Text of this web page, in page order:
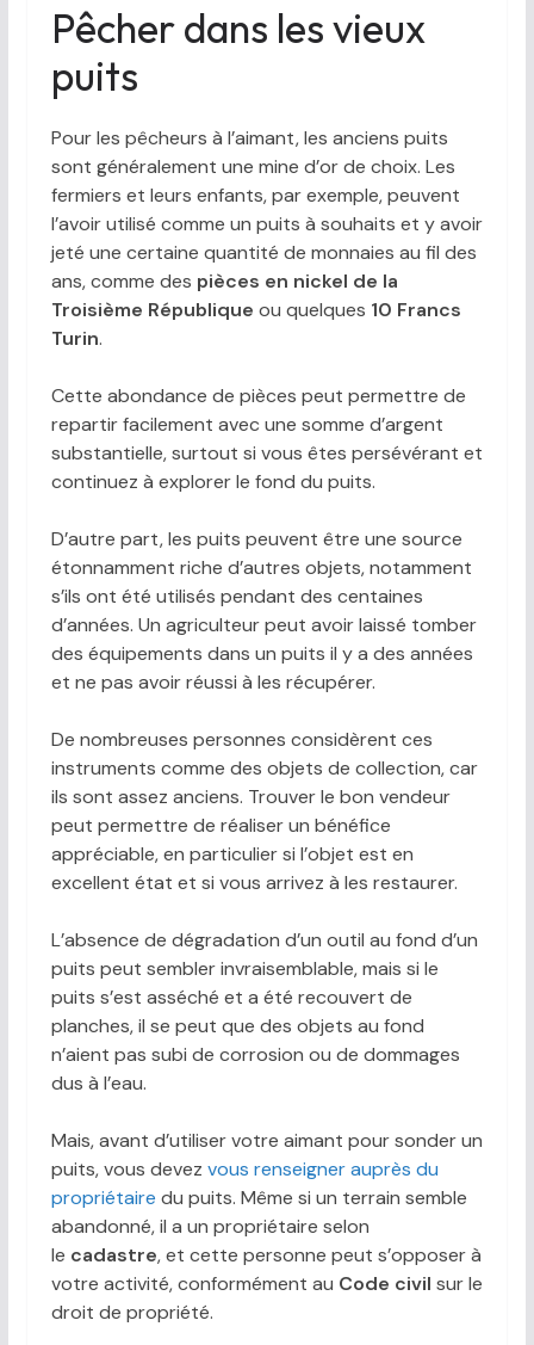
Pêcher dans les vieux
puits
Pour les pêcheurs à l’aimant, les anciens puits
sont généralement une mine d’or de choix. Les
fermiers et leurs enfants, par exemple, peuvent
l’avoir utilisé comme un puits à souhaits et y avoir
jeté une certaine quantité de monnaies au fil des
ans, comme des pièces en nickel de la
Troisième République ou quelques 10 Francs
Turin.
Cette abondance de pièces peut permettre de
repartir facilement avec une somme d’argent
substantielle, surtout si vous êtes persévérant et
continuez à explorer le fond du puits.
D’autre part, les puits peuvent être une source
étonnamment riche d’autres objets, notamment
s’ils ont été utilisés pendant des centaines
d’années. Un agriculteur peut avoir laissé tomber
des équipements dans un puits il y a des années
et ne pas avoir réussi à les récupérer.
De nombreuses personnes considèrent ces
instruments comme des objets de collection, car
ils sont assez anciens. Trouver le bon vendeur
peut permettre de réaliser un bénéfice
appréciable, en particulier si l’objet est en
excellent état et si vous arrivez à les restaurer.
L’absence de dégradation d’un outil au fond d’un
puits peut sembler invraisemblable, mais si le
puits s’est asséché et a été recouvert de
planches, il se peut que des objets au fond
n’aient pas subi de corrosion ou de dommages
dus à l’eau.
Mais, avant d’utiliser votre aimant pour sonder un
puits, vous devez vous renseigner auprès du
propriétaire du puits. Même si un terrain semble
abandonné, il a un propriétaire selon
le cadastre, et cette personne peut s’opposer à
votre activité, conformément au Code civil sur le
droit de propriété.